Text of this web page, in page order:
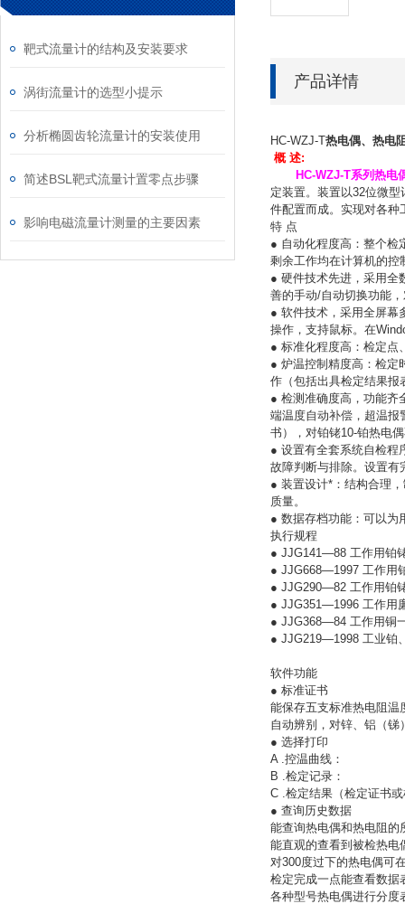
靶式流量计的结构及安装要求
涡街流量计的选型小提示
分析椭圆齿轮流量计的安装使用
简述BSL靶式流量计置零点步骤
影响电磁流量计测量的主要因素
产品详情
HC-WZJ-T热电偶、热电
概 述:
HC-WZJ-T系列 热电
定装置。装置以32位微
件配置而成。实现对各种
特 点
● 自动化程度高：整个检
剩余工作均在计算机的控
● 硬件技术先进，采用全
善的手动/自动切换功能
● 软件技术，采用全屏幕
操作，支持鼠标。在
● 标准化程度高：检定点
● 炉温控制精度高：检定
作（包括出具检定结果报
● 检测准确度高，功能齐
端温度自动补偿，超温报
书），对铂铑10-铂热电
● 设置有全套系统自检程
故障判断与排除。设置有
● 装置设计*：结构合理
质量。
● 数据存档功能：可以为
执行规程
● JJG141—88 工作用铂
● JJG668—1997 工作用
● JJG290—82 工作用铂
● JJG351—1996 工作用
● JJG368—84 工作用铜
● JJG219—1998 工业铂
软件功能
● 标准证书
能保存五支标准热电阻温
自动辨别，对锌、铝（
● 选择打印
A .控温曲线：
B .检定记录：
C .检定结果（检定证书
● 查询历史数据
能查询热电偶和热电阻的
能直观的查看到被检热电
对300度过下的热电偶可
检定完成一点能查看数据
各种型号热电偶进行分度